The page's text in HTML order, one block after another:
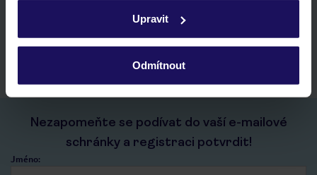
ochrany osobních údajů.Upravit
Odmítnout
historie vyhledávání a naposledy zobrazené nabídky
kontakt s TUI a všechny informace o tvé rezervaci v myTUI
Nezapomeňte se podívat do vaší e-mailové
schránky a registraci potvrdit!
Jméno: